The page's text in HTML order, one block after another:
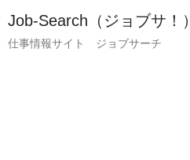
Job-Search（ジョブサ！）
仕事情報サイト ジョブサーチ